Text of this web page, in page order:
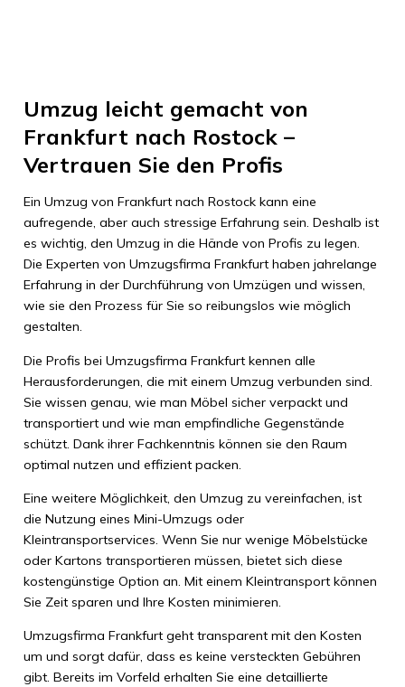
Umzug leicht gemacht von
Frankfurt nach Rostock –
Vertrauen Sie den Profis
Ein Umzug von Frankfurt nach Rostock kann eine
aufregende, aber auch stressige Erfahrung sein. Deshalb ist
es wichtig, den Umzug in die Hände von Profis zu legen.
Die Experten von Umzugsfirma Frankfurt haben jahrelange
Erfahrung in der Durchführung von Umzügen und wissen,
wie sie den Prozess für Sie so reibungslos wie möglich
gestalten.
Die Profis bei Umzugsfirma Frankfurt kennen alle
Herausforderungen, die mit einem Umzug verbunden sind.
Sie wissen genau, wie man Möbel sicher verpackt und
transportiert und wie man empfindliche Gegenstände
schützt. Dank ihrer Fachkenntnis können sie den Raum
optimal nutzen und effizient packen.
Eine weitere Möglichkeit, den Umzug zu vereinfachen, ist
die Nutzung eines Mini-Umzugs oder
Kleintransportservices. Wenn Sie nur wenige Möbelstücke
oder Kartons transportieren müssen, bietet sich diese
kostengünstige Option an. Mit einem Kleintransport können
Sie Zeit sparen und Ihre Kosten minimieren.
Umzugsfirma Frankfurt geht transparent mit den Kosten
um und sorgt dafür, dass es keine versteckten Gebühren
gibt. Bereits im Vorfeld erhalten Sie eine detaillierte